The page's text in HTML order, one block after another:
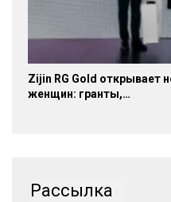
Zijin RG Gold открывает
женщин: гранты,…
Рассылка